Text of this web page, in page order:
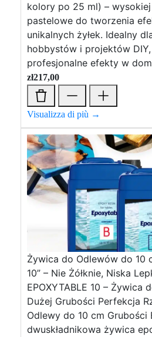
kolory po 25 ml) –
pastelowe do tworzenia
unikalnych żyłek. Idealny
hobbystów i projektów
profesjonalne efekty w
zł217,00
Visualizza di più →
Żywica do Odlewów do 10
10” – Nie Żółknie, Niska
EPOXYTABLE 10 – Żywica
Dużej Grubości Perfekcja
Odlewy do 10 cm Grubości
dwuskładnikowa żywica